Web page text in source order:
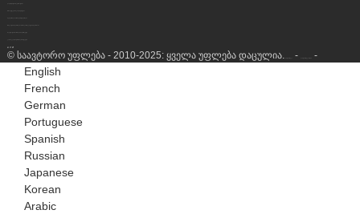
© საავტორო უფლება - 2010-2025: ყველა უფლება დაცულია. - -
English
French
German
Portuguese
Spanish
Russian
Japanese
Korean
Arabic